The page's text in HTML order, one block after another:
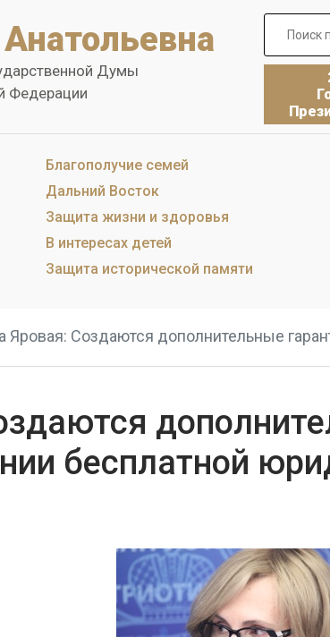
Думы
Федерации
Благополучие семей
Дальний Восток
Защита жизни и здоровья
В интересах детей
Защита исторической памяти
Яровая: Создаются дополнительные
бесплатной